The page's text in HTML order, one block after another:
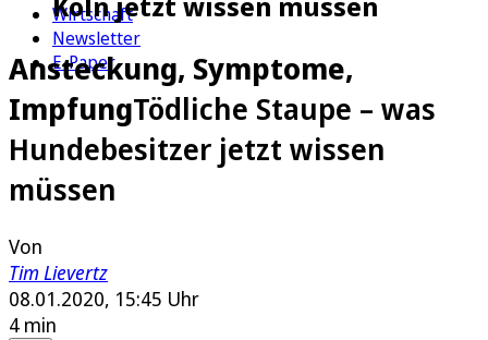
Wirtschaft
Newsletter
E-Paper
Ansteckung, Symptome,
ImpfungTödliche Staupe – was
Hundebesitzer jetzt wissen
müssen
Von
Tim Lievertz
08.01.2020, 15:45 Uhr
4 min